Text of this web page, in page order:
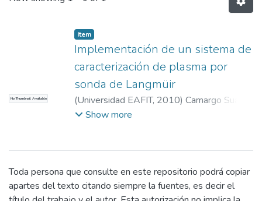
No Thumbnail Available
Item
Implementación de un sistema de
caracterización de plasma por
sonda de Langmüir
(Universidad EAFIT, 2010) Camargo Suárez,
Víctor Hugo;Jaramillo Ocampo, Juan Manuel
Show more
Toda persona que consulte en este repositorio podrá copiar
apartes del texto citando siempre la fuentes, es decir el